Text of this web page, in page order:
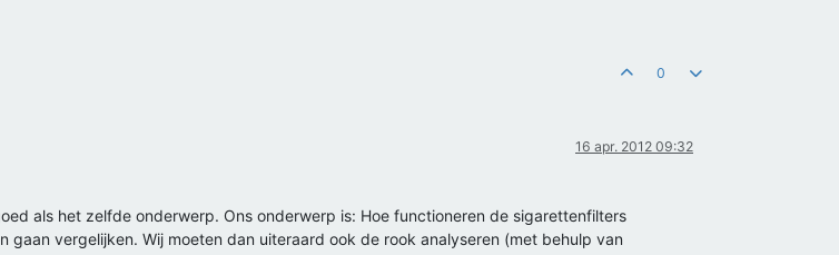
0
16 apr. 2012 09:32
als het zelfde onderwerp. Ons onderwerp is: Hoe functioneren de sigarettenfilters
vergelijken. Wij moeten dan uiteraard ook de rook analyseren (met behulp van